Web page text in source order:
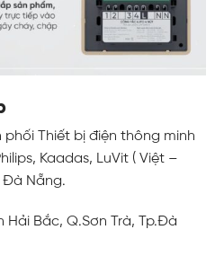
phối Thiết bị điện thông minh
Kaadas, LuVit ( Việt –
Đà Nẵng.
Hải Bắc, Q.Sơn Trà, Tp.Đà